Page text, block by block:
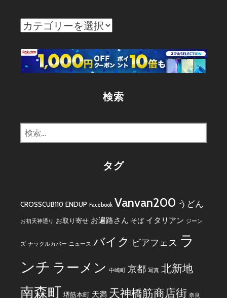
カ
ゴ
リ
検索
検
索:
タグ
CROSSCUB110 ENDUP Facebook Vanvan200 うどん
お初天神通り お取り寄せ お遍路さん そば イタリアン ジーン
ズ ナックルカバー ニュース バイク ビアフェス ラ
ンチ ラーメン 中崎町 京都 写真 北新地
南森町 堺筋本町 天満 天神橋筋商店街 奈良